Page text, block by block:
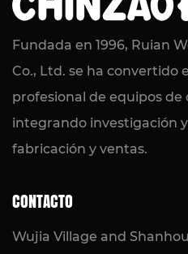
Máquina eléctrica de
combustión en seco:
confiable de alimentos
comerciales
LEER MÁS
Fundada en 1996, Ruian
Co., Ltd. se ha convertido
profesional de equipos de
integrando investigación
fabricación y ventas.
CONTACTO
Wujia Village and